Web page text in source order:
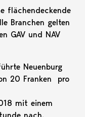
flächendeckende
Branchen gelten
GAV und NAV
Neuenburg
20 Franken pro
mit einem
nach.